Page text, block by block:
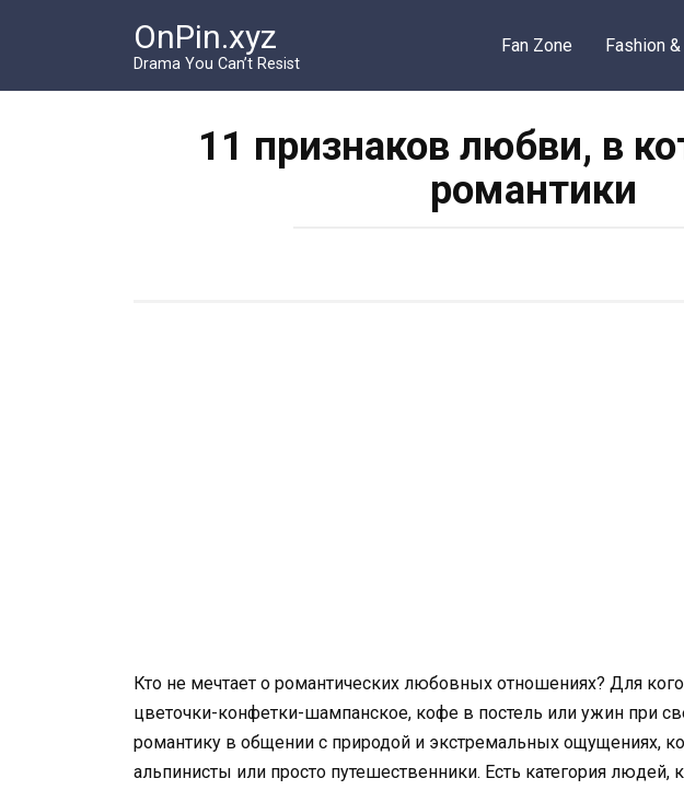
OnPin.xyz
Drama You Can’t Resist
Fan Zone Fashion
11 признаков любви, в
романтики
Кто не мечтает о романтических любовных отношениях? Для
цветочки-конфетки-шампанское, кофе в постель или ужин при
романтику в общении с природой и экстремальных ощущениях,
альпинисты или просто путешественники. Есть категория